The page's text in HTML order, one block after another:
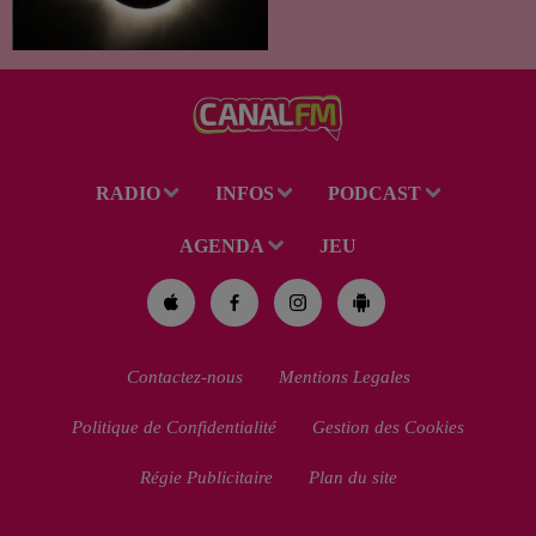
RADIO INFOS PODCAST
AGENDA JEU
Contactez-nous Mentions Legales
Politique de Confidentialité Gestion des Cookies
Régie Publicitaire Plan du site